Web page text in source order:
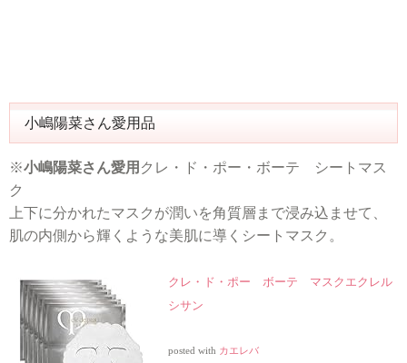
小嶋陽菜さん愛用品
※小嶋陽菜さん愛用 クレ・ド・ポー・ボーテ シートマス
ク
上下に分かれたマスクが潤いを角質層まで浸み込ませて、
肌の内側から輝くような美肌に導くシートマスク。
クレ・ド・ポー ボーテ マスクエクレル
シサン
posted with カエレバ